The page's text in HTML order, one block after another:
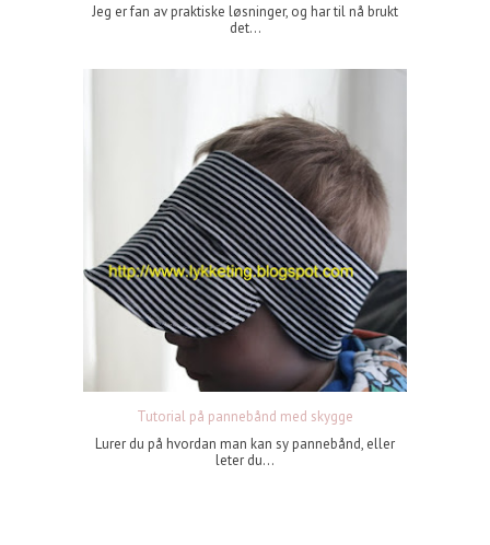
Jeg er fan av praktiske løsninger, og har til nå brukt
det...
Tutorial på pannebånd med skygge
Lurer du på hvordan man kan sy pannebånd, eller
leter du...